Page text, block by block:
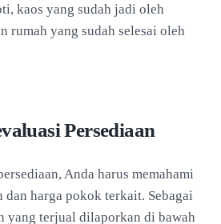
kaos yang sudah jadi oleh
rumah yang sudah selesai oleh
Persediaan
Anda harus memahami
dan harga pokok terkait. Sebagai
yang terjual dilaporkan di bawah